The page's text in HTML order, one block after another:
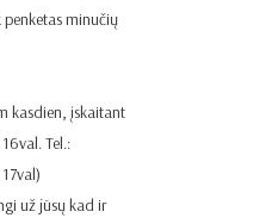
minučių
kasdien, įskaitant
Tel.:
už jūsų kad ir